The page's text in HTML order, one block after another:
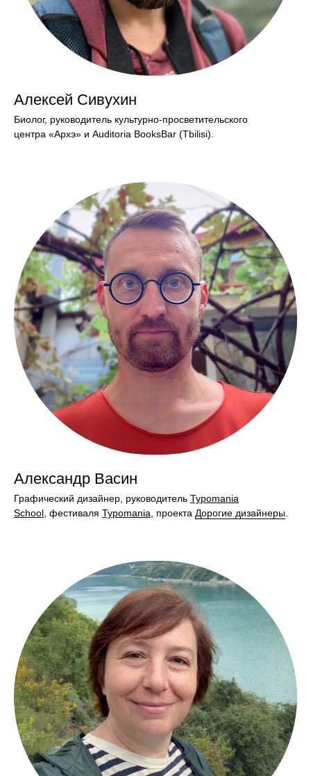
Алексей Сивухин
Биолог, руководитель культурно-просветительского
центра «Архэ» и Auditoria BooksBar (Tbilisi).
Александр Васин
Графический дизайнер, руководитель Typomania
School фестиваля Typomania , проекта Дорогие дизайнеры